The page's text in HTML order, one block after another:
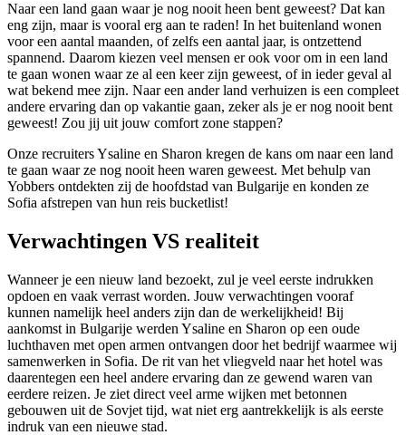
Naar een land gaan waar je nog nooit heen bent geweest? Dat kan
eng zijn, maar is vooral erg aan te raden! In het buitenland wonen
voor een aantal maanden, of zelfs een aantal jaar, is ontzettend
spannend. Daarom kiezen veel mensen er ook voor om in een land
te gaan wonen waar ze al een keer zijn geweest, of in ieder geval al
wat bekend mee zijn. Naar een ander land verhuizen is een compleet
andere ervaring dan op vakantie gaan, zeker als je er nog nooit bent
geweest! Zou jij uit jouw comfort zone stappen?
Onze recruiters Ysaline en Sharon kregen de kans om naar een land
te gaan waar ze nog nooit heen waren geweest. Met behulp van
Yobbers ontdekten zij de hoofdstad van Bulgarije en konden ze
Sofia afstrepen van hun reis bucketlist!
Verwachtingen VS realiteit
Wanneer je een nieuw land bezoekt, zul je veel eerste indrukken
opdoen en vaak verrast worden. Jouw verwachtingen vooraf
kunnen namelijk heel anders zijn dan de werkelijkheid! Bij
aankomst in Bulgarije werden Ysaline en Sharon op een oude
luchthaven met open armen ontvangen door het bedrijf waarmee wij
samenwerken in Sofia. De rit van het vliegveld naar het hotel was
daarentegen een heel andere ervaring dan ze gewend waren van
eerdere reizen. Je ziet direct veel arme wijken met betonnen
gebouwen uit de Sovjet tijd, wat niet erg aantrekkelijk is als eerste
indruk van een nieuwe stad.